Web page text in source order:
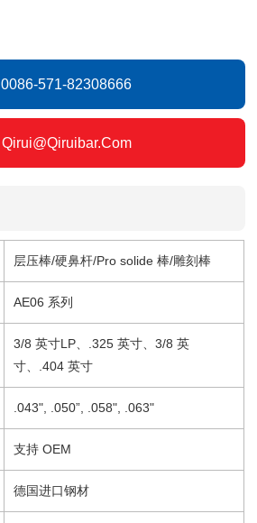
0086-571-82308666
Qirui@qiruibar.com
层压棒/硬鼻杆/Pro solide 棒/雕刻棒
AE06 系列
3/8 英寸LP、.325 英寸、3/8 英
寸、.404 英寸
.043", .050”, .058", .063"
支持 OEM
德国进口钢材